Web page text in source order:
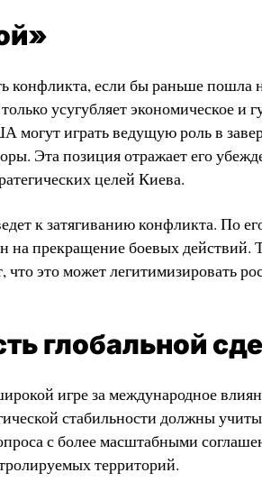
конфликта, если бы раньше пошла
усугубляет экономическое и
могут играть ведущую роль в
Эта позиция отражает его
целей Киева.
к затягиванию конфликта. По
на прекращение боевых действий.
что это может легитимизировать
глобальной
игре за международное
стабильности должны
с более масштабными
территорий.